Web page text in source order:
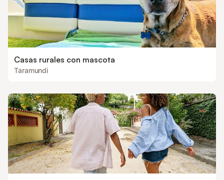
Casas rurales con mascota
Taramundi